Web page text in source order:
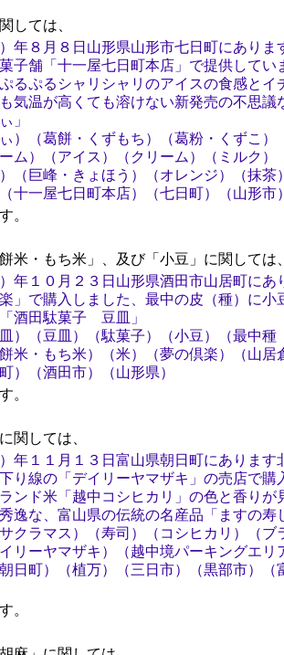
しては、
年８月８日山形県山形市七日町にありま
子舗「十一屋七日町本店」で提供してい
るぷるシャリシャリのアイスの食感とイ
気温が高くても溶けない新発売の不思議
」
ぃ）（葛餅・くずもち）（葛粉・くずこ）
ム）（アイス）（クリーム）（ミルク）
（巨峰・きょほう）（オレンジ）（抹茶
十一屋七日町本店）（七日町）（山形市
。
米・もち米」、及び「小豆」に関しては、
年１０月２３日山形県酒田市山居町にあ
」で購入しました、最中の皮（種）に小
酒田駄菓子 豆皿」
）（豆皿）（駄菓子）（小豆）（最中種
米・もち米）（米）（夢の倶楽）（山居
）（酒田市）（山形県）
。
関しては、
年１１月１３日富山県朝日町にあります
り線の「デイリーヤマザキ」の売店で購
ンド米「越中コシヒカリ」の色と香りが
逸な、富山県の伝統の名産品「ますの寿
クラマス）（寿司）（コシヒカリ）（ブ
リーヤマザキ）（越中境パーキングエリ
日町）（植万）（三日市）（黒部市）（
。